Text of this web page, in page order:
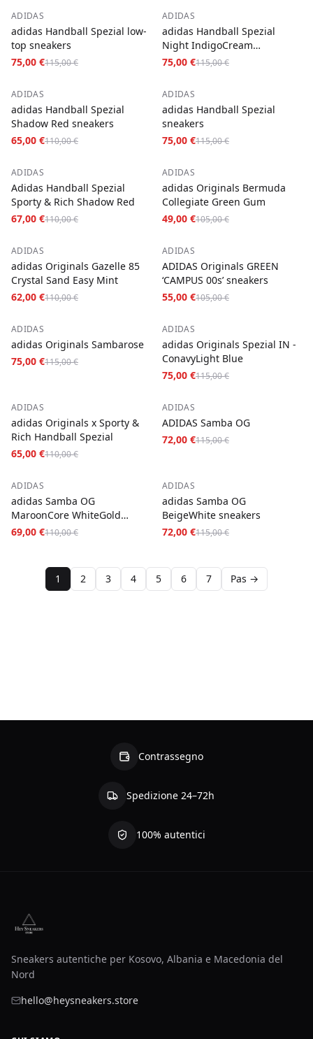
−35%
ADIDAS
adidas Handball Spezial low-
top sneakers
75,00 €115,00 €
−35%
ADIDAS
adidas Handball Spezial
Night IndigoCream
WhiteCloud White sneakers
75,00 €115,00 €
−41%
ADIDAS
adidas Handball Spezial
Shadow Red sneakers
65,00 €110,00 €
−35%
ADIDAS
adidas Handball Spezial
sneakers
75,00 €115,00 €
−39%
ADIDAS
Adidas Handball Spezial
Sporty & Rich Shadow Red
67,00 €110,00 €
−53%
ADIDAS
adidas Originals Bermuda
Collegiate Green Gum
49,00 €105,00 €
−44%
ADIDAS
adidas Originals Gazelle 85
Crystal Sand Easy Mint
62,00 €110,00 €
−48%
ADIDAS
ADIDAS Originals GREEN
‘CAMPUS 00s’ sneakers
55,00 €105,00 €
−35%
ADIDAS
adidas Originals Sambarose
75,00 €115,00 €
−35%
ADIDAS
adidas Originals Spezial IN -
ConavyLight Blue
75,00 €115,00 €
−41%
ADIDAS
adidas Originals x Sporty &
Rich Handball Spezial
65,00 €110,00 €
−37%
ADIDAS
ADIDAS Samba OG
72,00 €115,00 €
−37%
ADIDAS
adidas Samba OG
MaroonCore WhiteGold
Metallic sneakers
69,00 €110,00 €
−37%
ADIDAS
adidas Samba OG
BeigeWhite sneakers
72,00 €115,00 €
1 2 3 4 5 6 7 Pas →
Contrassegno
Spedizione 24–72h
100% autentici
Sneakers autentiche per Kosovo, Albania e Macedonia del
Nord
hello@heysneakers.store